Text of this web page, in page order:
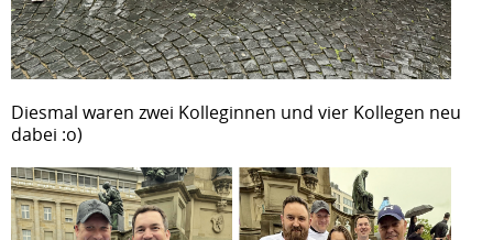
Diesmal waren zwei Kolleginnen und vier Kollegen neu
dabei :o)